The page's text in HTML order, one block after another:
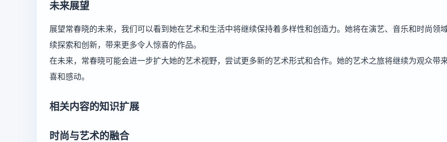
未来展望
展望常春晓的未来，我们可以看到她在艺术和生活中将继续保持着多样性和创造力。她将在演艺、音乐和时尚领
续探索和创新，带来更多令人惊喜的作品。
在未来，常春晓可能会进一步扩大她的艺术视野，尝试更多新的艺术形式和合作。她的艺术之旅将继续为观众带
喜和感动。
相关内容的知识扩展
时尚与艺术的融合